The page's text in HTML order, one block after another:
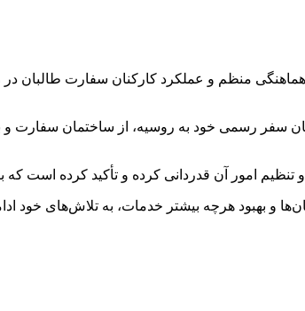
منظم و عملکرد کارکنان سفارت طالبان
سفر رسمی خود به روسیه، از ساختمان سفارت و
امور آن قدردانی کرده و تأکید کرده است که
و بهبود هرچه بیشتر خدمات، به تلاش‌های خود